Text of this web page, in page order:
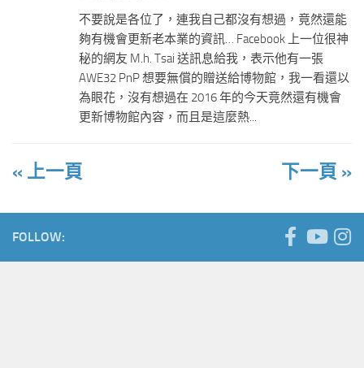
不要說是各位了，連我自己都沒有想過，竟然還能
夠有機會更新老本業的資訊… Facebook 上一位很神
秘的網友 M.h. Tsai 送訊息給我，表示他有一張
AWE32 PnP 想要無償的贈送給博物館，我一看還以
為眼花，沒有想過在 2016 年的今天竟然還有機會
更新博物館內容，而且是這麼熱...
« 上一頁 下一頁 »
FOLLOW: